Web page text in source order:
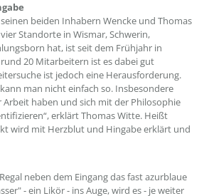
beiden Inhabern Wencke und Thomas
Standorte in Wismar, Schwerin,
hat, ist seit dem Frühjahr in
20 Mitarbeitern ist es dabei gut
ist jedoch eine Herausforderung.
man nicht einfach so. Insbesondere
Arbeit haben und sich mit der Philosophie
erklärt Thomas Witte. Heißt
wird mit Herzblut und Hingabe erklärt und
neben dem Eingang das fast azurblaue
- ein Likör - ins Auge, wird es - je weiter